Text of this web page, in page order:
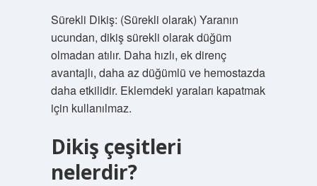
Sürekli Dikiş: (Sürekli olarak) Yaranın
ucundan, dikiş sürekli olarak düğüm
olmadan atılır. Daha hızlı, ek direnç
avantajlı, daha az düğümlü ve hemostazda
daha etkilidir. Eklemdeki yaraları kapatmak
için kullanılmaz.
Dikiş çeşitleri
nelerdir?